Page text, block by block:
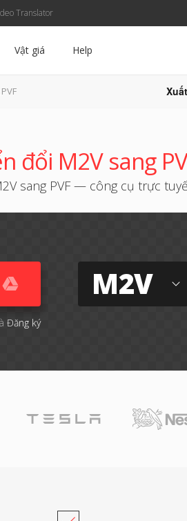
Translator
Vật giá Help
đổi M2V sang
sang PVF — công cụ trực
Đăng ký
M2V